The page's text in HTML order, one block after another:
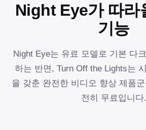
Night Eye가 따라
기능
Night Eye는 유료 모델로 기본 다
하는 반면, Turn Off the Lights는
을 갖춘 완전한 비디오 향상 제품
전히 무료입니다.